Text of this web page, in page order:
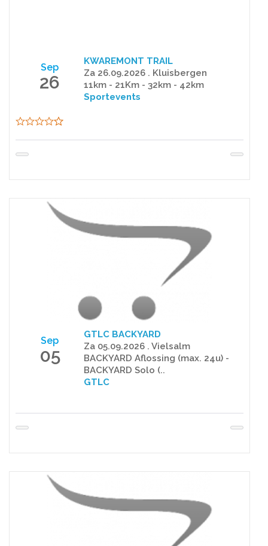
Sep
26
KWAREMONT TRAIL
Za 26.09.2026 . Kluisbergen
11km - 21Km - 32km - 42km
Sportevents
Sep
05
GTLC BACKYARD
Za 05.09.2026 . Vielsalm
BACKYARD Aflossing (max. 24u) -
BACKYARD Solo (..
GTLC